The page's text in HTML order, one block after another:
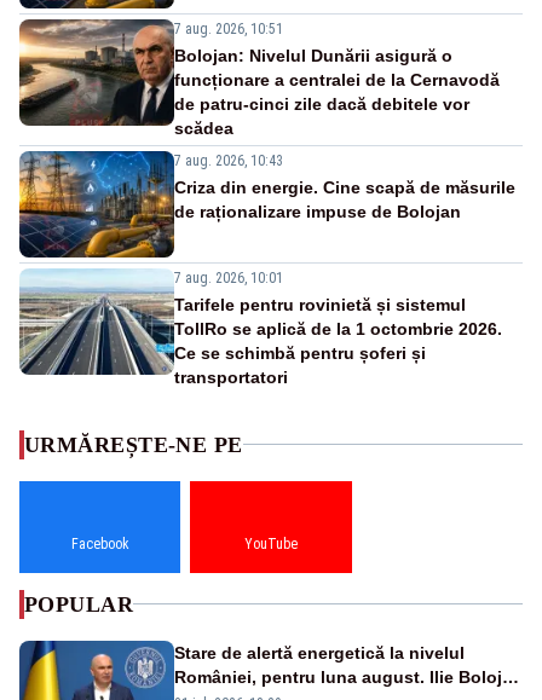
7 aug. 2026, 10:51
Bolojan: Nivelul Dunării asigură o
funcționare a centralei de la Cernavodă
de patru-cinci zile dacă debitele vor
scădea
7 aug. 2026, 10:43
Criza din energie. Cine scapă de măsurile
de raționalizare impuse de Bolojan
7 aug. 2026, 10:01
Tarifele pentru rovinietă și sistemul
TollRo se aplică de la 1 octombrie 2026.
Ce se schimbă pentru șoferi și
transportatori
URMĂREȘTE-NE PE
Facebook YouTube
POPULAR
Stare de alertă energetică la nivelul
României, pentru luna august. Ilie Bolojan